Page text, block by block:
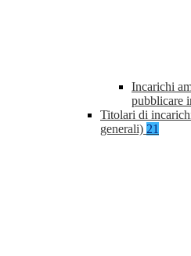
Incarichi
pubblicare
Titolari di
generali) 21